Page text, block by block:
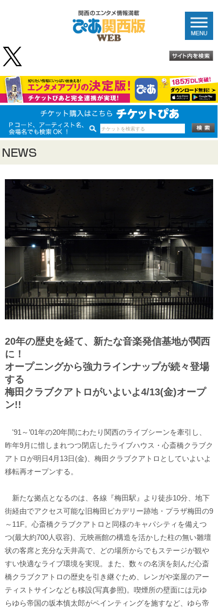
20年の歴史を経て、新たな音楽発信基地が関西
に！
オープニングから強力ラインナップが続々登場
する
梅田クラブクアトロがいよいよ4/13(金)オープ
ン!!
'91～’01年の20年間にわたり関西のライブシーンを牽引し、
昨年9月に惜しまれつつ閉店したライブハウス・心斎橋クラブク
アトロが明日4月13日(金)、梅田クラブクアトロとしていよいよ
移転再オープンする。
新たな拠点となるのは、各線『梅田駅』より徒歩10分、地下
街経由でアクセス可能な旧梅田ピカデリー跡地・プラザ梅田の9
～11F。心斎橋クラブクアトロと同様のキャパシティを備えつ
つ(最大約700人収容)、元映画館の構造を活かした柱の無い雛壇
状の客席と充分な天井高で、どの場所からでもステージが観や
すい快適なライブ環境を実現。また、数々の名演を刻んだ心斎
橋クラブクアトロの歴史を引き継ぐため、レンガや楽屋のアー
ティストサインなども移設(写真参照)。喫煙所の壁面には元ゆ
らゆら帝国の坂本慎太郎がペインティングを施すなど、ゆら帝